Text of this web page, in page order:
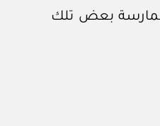
ممارسة بعض تلك